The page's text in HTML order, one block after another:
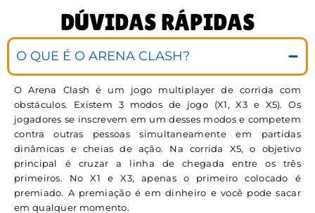
DÚVIDAS RÁPIDAS
O QUE É O ARENA CLASH?
O Arena Clash é um jogo multiplayer de corrida com
obstáculos. Existem 3 modos de jogo (X1, X3 e X5). Os
jogadores se inscrevem em um desses modos e competem
contra outras pessoas simultaneamente em partidas
dinâmicas e cheias de ação. Na corrida X5, o objetivo
principal é cruzar a linha de chegada entre os três
primeiros. No X1 e X3, apenas o primeiro colocado é
premiado. A premiação é em dinheiro e você pode sacar
em qualquer momento.